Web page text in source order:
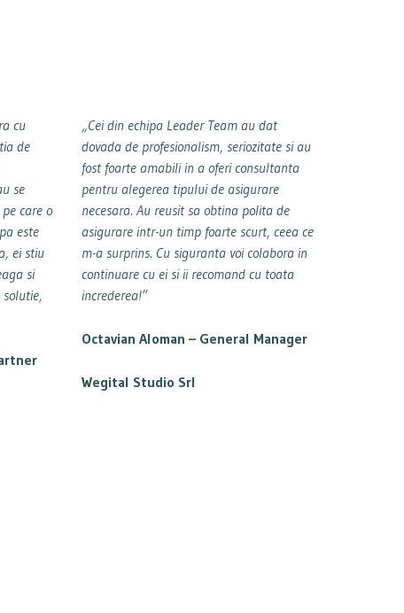
cu
de
se
care o
este
ei stiu
si
„Cei din echipa Leader Team au dat
dovada de profesionalism, seriozitate si au
fost foarte amabili in a oferi consultanta
pentru alegerea tipului de asigurare
necesara. Au reusit sa obtina polita de
asigurare intr-un timp foarte scurt, ceea ce
m-a surprins. Cu siguranta voi colabora in
continuare cu ei si ii recomand cu toata
increderea!”
Octavian Aloman – General Manager
Wegital Studio Srl